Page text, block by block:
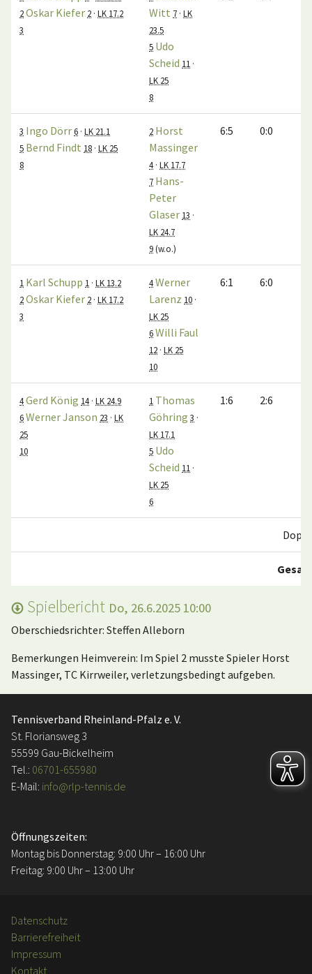
2Oskar Kiefer 2 · LK 17.2
3
Witt 7 · LK
23.5
5 Udo
Scheid 11 ·
LK 25
8
3 Ingo Dörr6 · LK 21.1
5 Bernd Findt 18 · LK 25
8
2 Horst
Massinger
4 · LK 17.7
7 Hans-
Peter
Glaser 13 ·
LK 24.7
9(w.o.)
6:5 0:0
1 Karl Schupp 1 · LK 13.2
2Oskar Kiefer 2 · LK 17.2
3
4Werner
Larenz 10 ·
LK 25
6Willi Faul
12 · LK 25
10
6:1 6:0
4Gerd König 14 · LK 24.9
6Werner Janson 23 · LK
25
10
1 Thomas
Göhring 3 ·
LK 17.1
5 Udo
Scheid 11 ·
LK 25
6
1:6 2:6
Spielbericht Do, 26.6.2025 10:00
Oberschiedsrichter: Steffen Alleborn
Bemerkungen Heimverein: Im Spiel 2 musste Spieler Horst
Massinger, TC Kirrweiler, verletzungsbedingt aufgeben.
Tennisverband Rheinland-Pfalz e. V.
St. Floriansweg 3
55599 Gau-Bickelheim
Tel.: 06701-655980
E-Mail: info@rlp-tennis.de
Öffnungszeiten:
Montag bis Donnerstag: 9:00 Uhr – 16:00 Uhr
Freitag: 9:00 Uhr – 13:00 Uhr
Datenschutz
Barrierefreiheit
Impressum
Kontakt